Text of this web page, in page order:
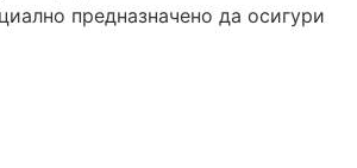
предназначено да осигури